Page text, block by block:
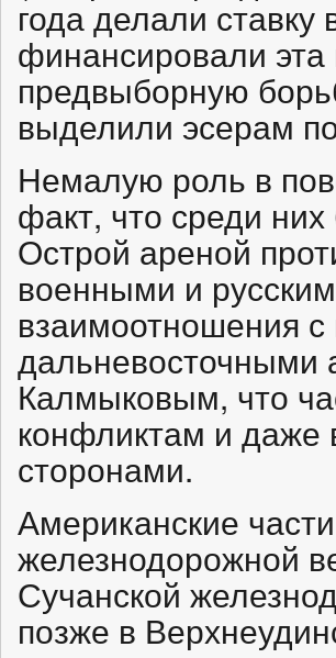
года делали
финансировали эта
предвыборную
выделили эсерам
Немалую роль в
факт, что среди
Острой ареной
военными и
взаимоотношения
Калмыковым, что
конфликтам и
сторонами.
Американские
железнодорожной
Сучанской
позже в